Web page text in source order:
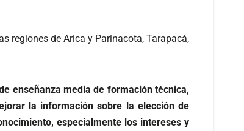
regiones de Arica y Parinacota, Tarapacá,
enseñanza media de formación técnica,
la información sobre la elección de
especialmente los intereses y